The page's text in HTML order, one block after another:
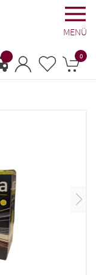
MENÜ
0